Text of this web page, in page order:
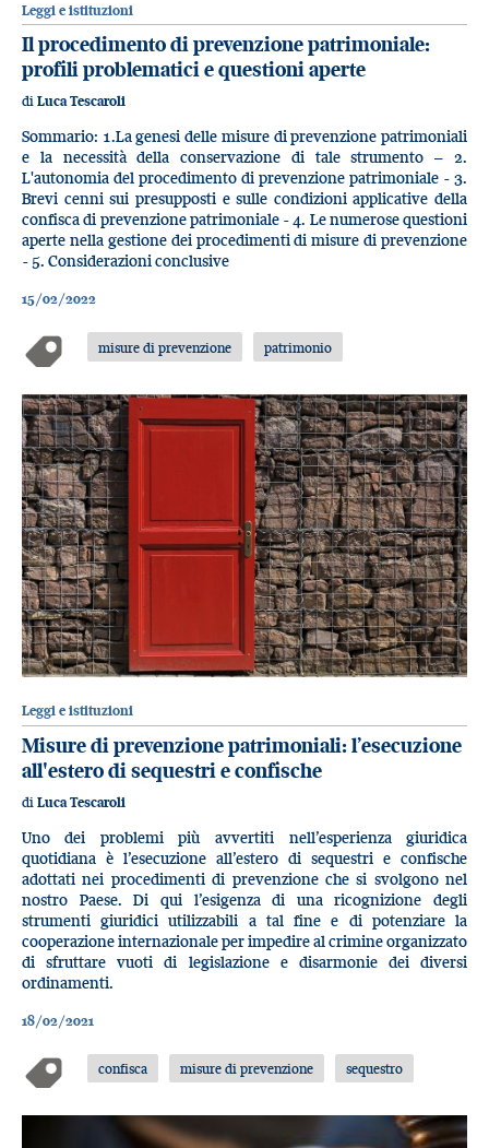
Leggi e istituzioni
Il procedimento di prevenzione patrimoniale:
profili problematici e questioni aperte
di Luca Tescaroli
Sommario: 1.La genesi delle misure di prevenzione patrimoniali
e la necessità della conservazione di tale strumento – 2.
L'autonomia del procedimento di prevenzione patrimoniale - 3.
Brevi cenni sui presupposti e sulle condizioni applicative della
confisca di prevenzione patrimoniale - 4. Le numerose questioni
aperte nella gestione dei procedimenti di misure di prevenzione
- 5. Considerazioni conclusive
15/02/2022
misure di prevenzione patrimonio
Leggi e istituzioni
Misure di prevenzione patrimoniali: l’esecuzione
all'estero di sequestri e confische
di Luca Tescaroli
Uno dei problemi più avvertiti nell’esperienza giuridica
quotidiana è l’esecuzione all’estero di sequestri e confische
adottati nei procedimenti di prevenzione che si svolgono nel
nostro Paese. Di qui l’esigenza di una ricognizione degli
strumenti giuridici utilizzabili a tal fine e di potenziare la
cooperazione internazionale per impedire al crimine organizzato
di sfruttare vuoti di legislazione e disarmonie dei diversi
ordinamenti.
18/02/2021
confisca misure di prevenzione sequestro